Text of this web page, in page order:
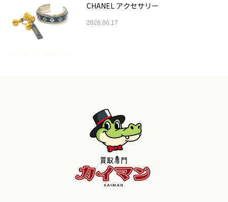
CHANEL アクセサリー
2026.06.17